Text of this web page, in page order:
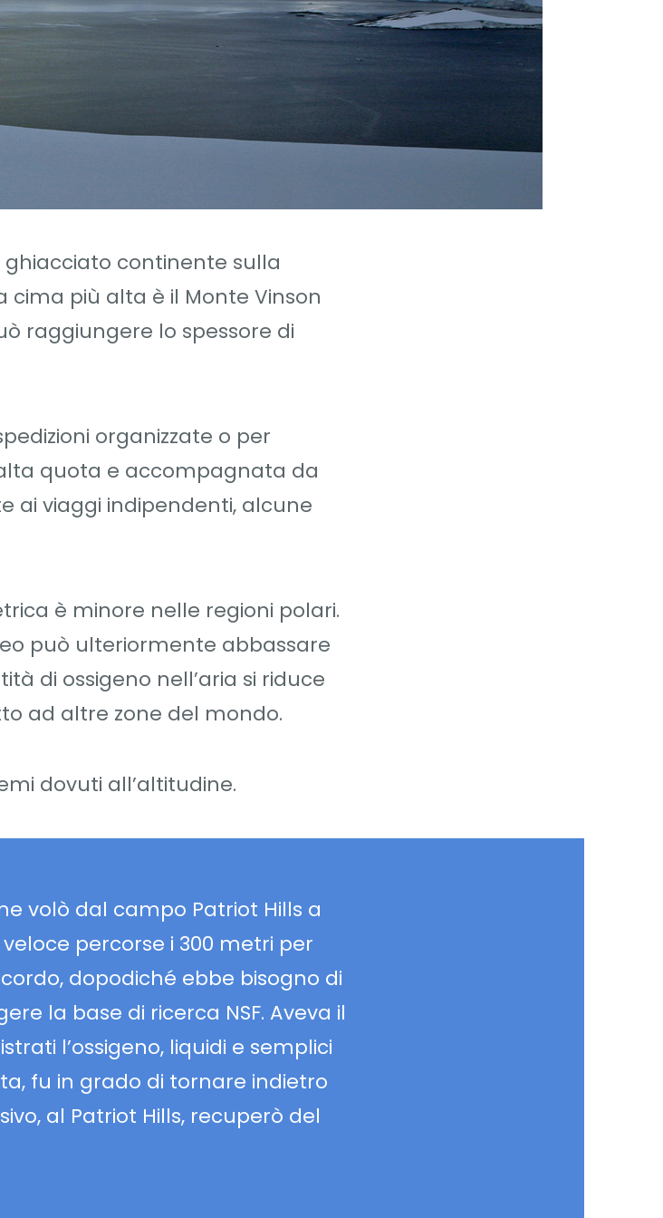
ghiacciato continente sulla
cima più alta è il Monte Vinson
raggiungere lo spessore di
organizzate o per
quota e accompagnata da
ai viaggi indipendenti, alcune
è minore nelle regioni polari.
può ulteriormente abbassare
di ossigeno nell’aria si riduce
ad altre zone del mondo.
dovuti all’altitudine.
volò dal campo Patriot Hills a
percorse i 300 metri per
dopodiché ebbe bisogno di
la base di ricerca NSF. Aveva il
l’ossigeno, liquidi e semplici
fu in grado di tornare indietro
al Patriot Hills, recuperò del